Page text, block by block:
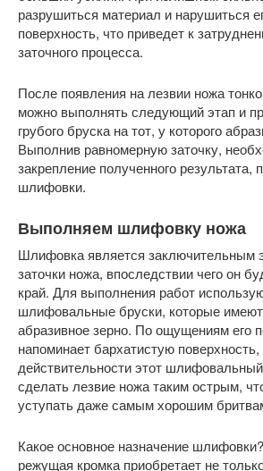
разрушиться материал и нарушиться
поверхность, что приведет к
заточного процесса.
После появления на лезвии ножа
можно выполнять следующий этап и
грубого бруска на тот, у которого
Выполнив равномерную заточку,
закрепление полученного результата,
шлифовки.
Выполняем шлифовку ножа
Шлифовка является заключительным
заточки ножа, впоследствии чего он
край. Для выполнения работ
шлифовальные бруски, которые
абразивное зерно. По ощущениям его
напоминает бархатистую поверхность,
действительности этот
сделать лезвие ножа таким острым,
уступать даже самым хорошим
Какое основное назначение
режущая кромка приобретает не